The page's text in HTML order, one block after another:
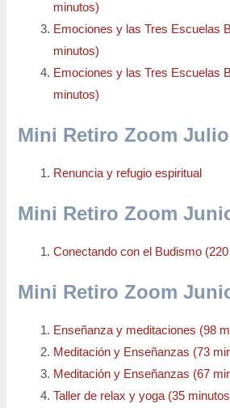
minutos)
Emociones y las Tres Escuelas
minutos)
Emociones y las Tres Escuelas
minutos)
Mini Retiro Zoom Julio
Renuncia y refugio espiritual
Mini Retiro Zoom
Conectando con el Budismo
Mini Retiro Zoom
Enseñanza y meditaciones (98
Meditación y Enseñanzas (73
Meditación y Enseñanzas (67
Taller de relax y yoga (35